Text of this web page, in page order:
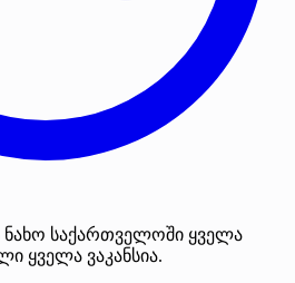
ნახო საქართველოში ყველა
ყველა ვაკანსია.